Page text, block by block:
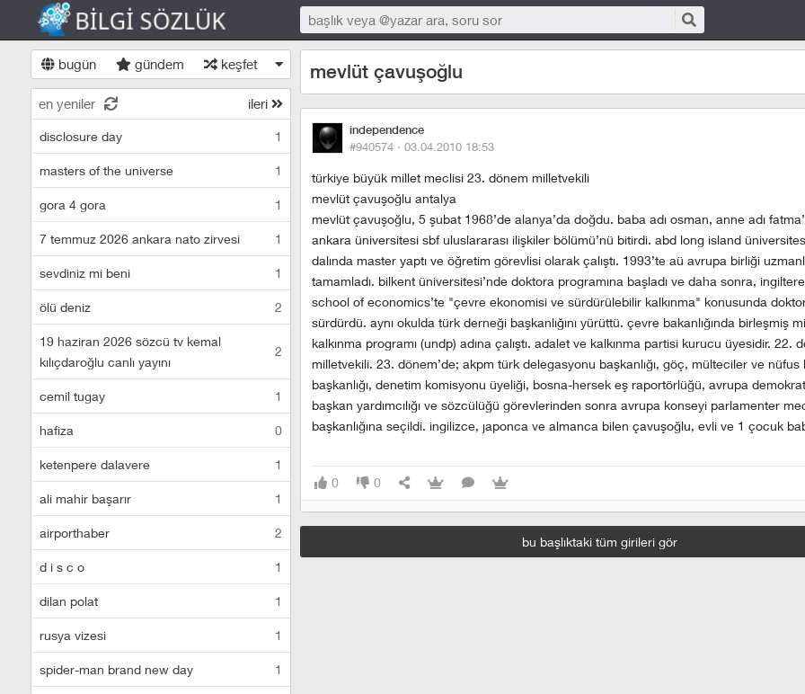
bugün gündem keşfet
en yeniler ileri
disclosure day 1
masters of the universe 1
gora 4 gora 1
7 temmuz 2026 ankara nato zirvesi 1
sevdiniz mi beni 1
ölü deniz 2
19 haziran 2026 sözcü tv kemal
kılıçdaroğlu canlı yayını
2
cemil tugay 1
hafiza 0
ketenpere dalavere 1
ali mahir başarır 1
airporthaber 2
d i s c o 1
dilan polat 1
rusya vizesi 1
spider-man brand new day 1
mevlüt çavuşoğlu
independence
#940574 · 03.04.2010 18:53
türkiye büyük millet meclisi 23. dönem milletvekili
mevlüt çavuşoğlu antalya
mevlüt çavuşoğlu, 5 şubat 1968’de alanya’da doğdu. baba adı osman, anne adı
ankara üniversitesi sbf uluslararası ilişkiler bölümü’nü bitirdi. abd long island
dalında master yaptı ve öğretim görevlisi olarak çalıştı. 1993’te aü avrupa birliği
tamamladı. bilkent üniversitesi’nde doktora programına başladı ve daha sonra,
school of economics’te "çevre ekonomisi ve sürdürülebilir kalkınma" konusunda
sürdürdü. aynı okulda türk derneği başkanlığını yürüttü. çevre bakanlığında birleşmiş
kalkınma programı (undp) adına çalıştı. adalet ve kalkınma partisi kurucu üyesidir. 22.
milletvekili. 23. dönem’de; akpm türk delegasyonu başkanlığı, göç, mülteciler ve nüfus
başkanlığı, denetim komisyonu üyeliği, bosna-hersek eş raportörlüğü, avrupa
başkan yardımcılığı ve sözcülüğü görevlerinden sonra avrupa konseyi parlamenter
başkanlığına seçildi. ingilizce, japonca ve almanca bilen çavuşoğlu, evli ve 1 çocuk
0 0
bu başlıktaki tüm girileri gör